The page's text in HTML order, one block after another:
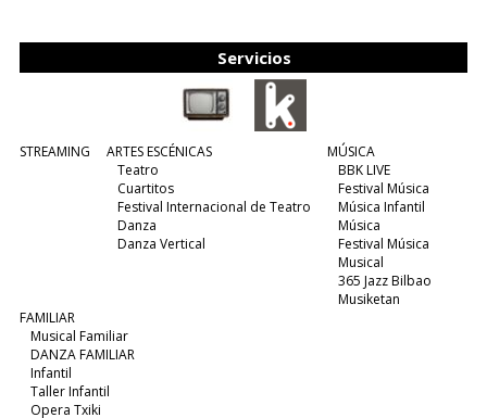
Servicios
STREAMING
ARTES ESCÉNICAS
Teatro
Cuartitos
Festival Internacional de Teatro
Danza
Danza Vertical
MÚSICA
BBK LIVE
Festival Música
Música Infantil
Música
Festival Música
Musical
365 Jazz Bilbao
Musiketan
FAMILIAR
Musical Familiar
DANZA FAMILIAR
Infantil
Taller Infantil
Opera Txiki